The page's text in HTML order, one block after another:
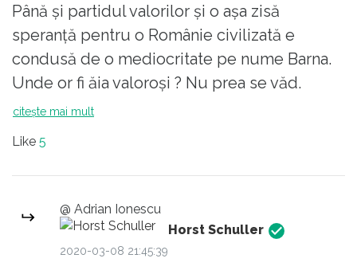
persoane pozitive pot duce la colaps
un sistem de sănătate deja șubred.
În nordul Italiei, care nu este China, se
va ajunge în curând la o problemă
etică: se dă prioritate la AT în ordinea
Până și partidul valorilor și o așa zisă
speranță pentru o Românie civilizată e
condusă de o mediocritate pe nume Barna.
Unde or fi ăia valoroși ? Nu prea se văd.
citește mai mult
Like 5
@ Adrian Ionescu
Horst Schuller
2020-03-08 21:45:39